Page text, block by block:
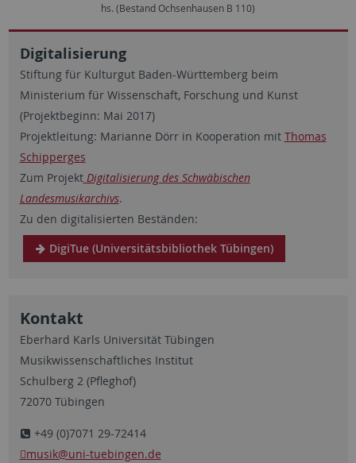
hs. (Bestand Ochsenhausen B 110)
Digitalisierung
Stiftung für Kulturgut Baden-Württemberg beim
Ministerium für Wissenschaft, Forschung und Kunst
(Projektbeginn: Mai 2017)
Projektleitung: Marianne Dörr in Kooperation mit Thomas
Schipperges
Zum Projekt Digitalisierung des Schwäbischen
Landesmusikarchivs.
Zu den digitalisierten Beständen:
DigiTue (Universitätsbibliothek Tübingen)
Kontakt
Eberhard Karls Universität Tübingen
Musikwissenschaftliches Institut
Schulberg 2 (Pfleghof)
72070 Tübingen
+49 (0)7071 29-72414
musik@uni-tuebingen.de